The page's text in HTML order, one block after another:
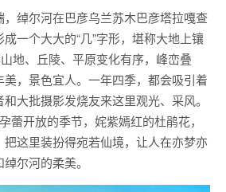
绰尔河在巴彦乌兰苏木巴彦塔拉嘎查
一个大大的“几”字形，堪称大地上镶
地、丘陵、平原变化有序，峰峦叠
，景色宜人。一年四季，都会吸引着
大批摄影发烧友来这里观光、采风。
蕾开放的季节，姹紫嫣红的杜鹃花，
这里装扮得宛若仙境，让人在亦梦亦
尔河的柔美。